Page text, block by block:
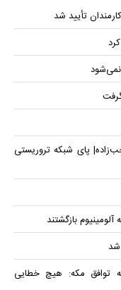
تأیید شد
نمی‌شود
رجب‌زاده| پای شبکه تروریستی
بازگشتند
توافق مکه: هیچ خطایی